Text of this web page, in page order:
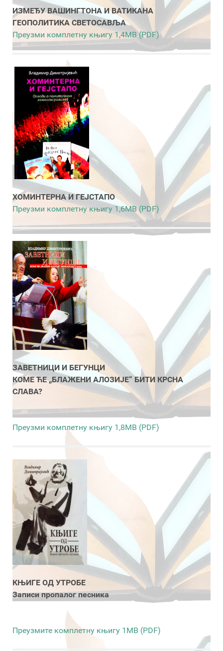
ИЗМЕЂУ ВАШИНГТОНА И ВАТИКАНА
ГЕОПОЛИТИКА СВЕТОСАВЉА
Преузми комплетну књигу 1,4MB (PDF)
ХОМИНТЕРНА И ГЕЈСТАПО
Преузми комплетну књигу 1,6MB (PDF)
ЗАВЕТНИЦИ И БЕГУНЦИ
КОМЕ ЋЕ „БЛАЖЕНИ АЛОЗИЈЕ” БИТИ КРСНА
СЛАВА?
Преузми комплетну књигу 1,8MB (PDF)
КЊИГЕ ОД УТРОБЕ
Записи пропалог песника
Преузмите комплетну књигу 1MB (PDF)